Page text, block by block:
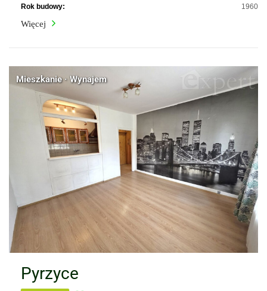
Rok budowy:
1960
Więcej
Mieszkanie · Wynajem
Pyrzyce